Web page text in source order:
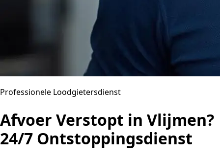
Professionele Loodgietersdienst
Afvoer Verstopt in Vlijmen?
24/7 Ontstoppingsdienst